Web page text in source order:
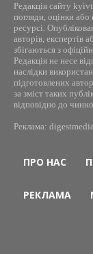
Редакція сайту
погляди, оцінки або
ресурсі.
авторів, експертів
збігаються з
Редакція не несе
наслідки
підготовлених
за зміст таких
відповідно до
Реклама:
ПРО НАС
РЕКЛАМА